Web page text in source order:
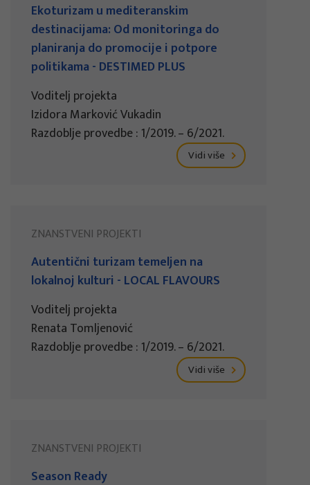
Ekoturizam u mediteranskim
destinacijama: Od monitoringa do
planiranja do promocije i potpore
politikama - DESTIMED PLUS
Voditelj projekta
Izidora Marković Vukadin
Razdoblje provedbe : 1/2019. – 6/2021.
Vidi više
ZNANSTVENI PROJEKTI
Autentični turizam temeljen na
lokalnoj kulturi - LOCAL FLAVOURS
Voditelj projekta
Renata Tomljenović
Razdoblje provedbe : 1/2019. – 6/2021.
Vidi više
ZNANSTVENI PROJEKTI
Season Ready